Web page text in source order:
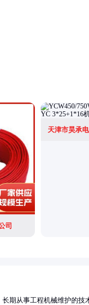
司
天津市昊承
期从事工程机械维护的技